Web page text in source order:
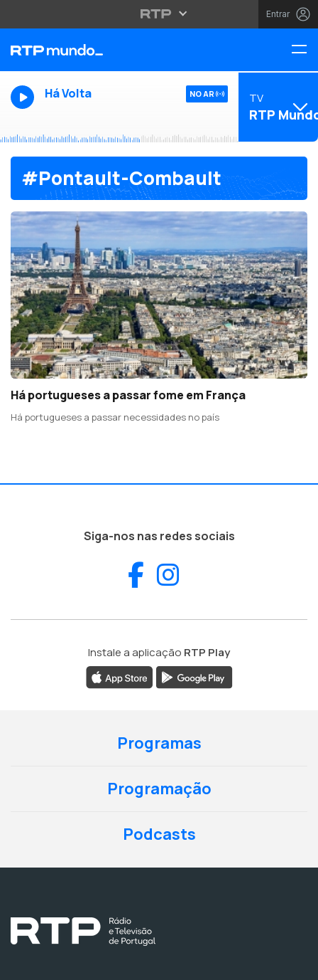
Entrar
Há Volta NO AR TV
RTP
#Pontault-Combault
Há portugueses a passar fome em França
Há portugueses a passar necessidades no país
Siga-nos nas redes sociais
Facebook
Instale a aplicação RTP Play
Programas
Programação
Podcasts